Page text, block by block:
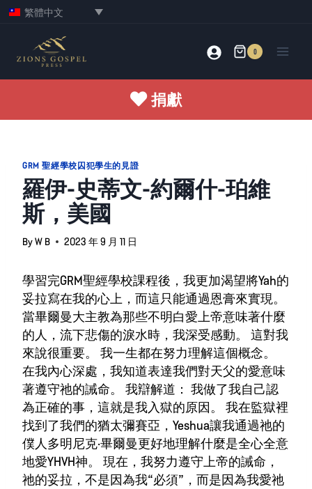
Skip
content
繁體中文
0
捐獻
GRM 聖經學校囚犯學生的見證
羅伊-史蒂文-約爾什-珀維
斯，美國
ByW B 2023 年 9 月 11 日
學習完GRM聖經學校課程後，我更加渴望將Yah的
妥拉寫在我的心上，而這只能通過恩膏來實現。
當畢爾曼大主教為那些不明白愛上帝意味著什麼
的人，流下悲傷的淚水時，我深受感動。 這對我
來說很重要。 我一生都在努力理解這個概念。
在我內心深處，我知道表達我們對天父的愛意味
著遵守祂的誡命。 我辯解道： 我做了我自己認
為正確的事，這就是我入獄的原因。 我在監獄裡
找到了我們的猶太彌賽亞，Yeshua讓我通過祂的
僕人多明尼克·畢爾曼更好地理解什麼是全心全意
地愛YHVH神。 現在，我努力遵守上帝的誡命，
祂的妥拉，不是因為我“必須”，而是因為我愛祂